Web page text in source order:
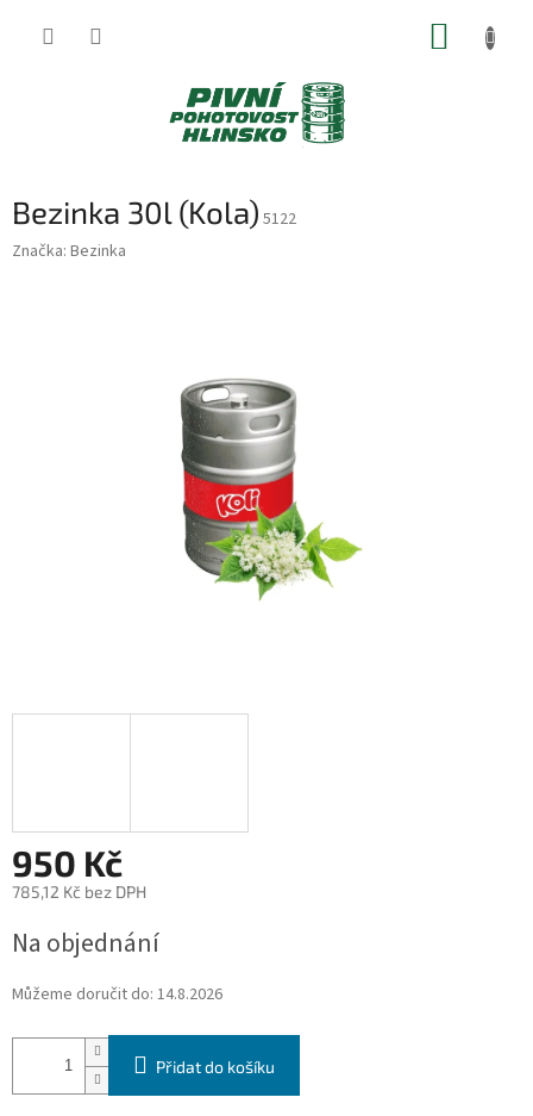
Bezinka 30l (Kola) 5122
Značka: Bezinka
950 Kč
785,12 Kč bez DPH
cena:
Na objednání
Můžeme doručit do: 14.8.2026
Přidat do košíku